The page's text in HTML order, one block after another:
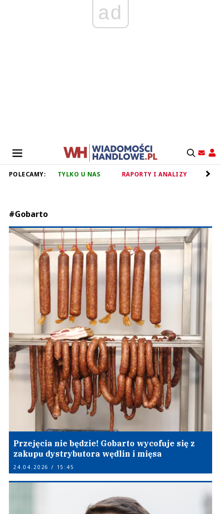
ad
POLECAMY: TYLKO U NAS RAPORTY I ANALIZY
#Gobarto
Przejęcia nie będzie! Gobarto wycofuje się z
zakupu dystrybutora wędlin i mięsa
24.04.2026 / 15:45